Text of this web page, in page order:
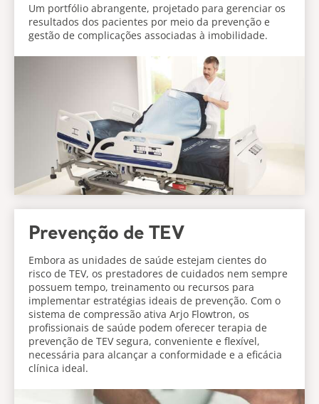
Um portfólio abrangente, projetado para gerenciar os
resultados dos pacientes por meio da prevenção e
gestão de complicações associadas à imobilidade.
Prevenção de TEV
Embora as unidades de saúde estejam cientes do
risco de TEV, os prestadores de cuidados nem sempre
possuem tempo, treinamento ou recursos para
implementar estratégias ideais de prevenção. Com o
sistema de compressão ativa Arjo Flowtron, os
profissionais de saúde podem oferecer terapia de
prevenção de TEV segura, conveniente e flexível,
necessária para alcançar a conformidade e a eficácia
clínica ideal.